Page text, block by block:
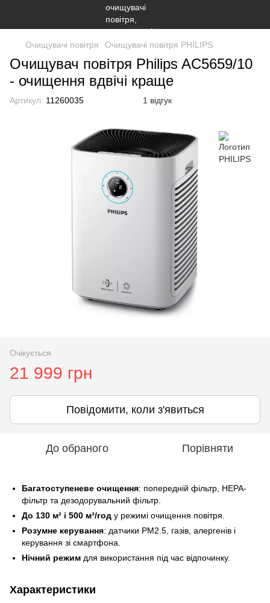
Очищувачі повітря Очищувачі повітря PHILIPS
Очищувач повітря Philips AC5659/10
- очищення вдвічі краще
Артикул: 11260035 1 відгук
Очікується
21 999 грн
Повідомити, коли з'явиться
До обраного Порівняти
Багатоступеневе очищення: попередній фільтр, HEPA-
фільтр та дезодорувальний фільтр.
До 130 м² і 500 м³/год у режимі очищення повітря.
Розумне керування: датчики PM2.5, газів, алергенів і
керування зі смартфона.
Нічний режим для використання під час відпочинку.
Характеристики